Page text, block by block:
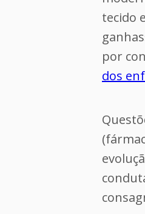
tecido
por
dos